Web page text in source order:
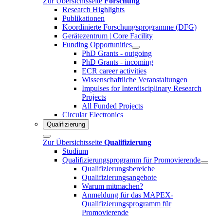
Research Highlights
Publikationen
Koordinierte Forschungsprogramme (DFG)
Gerätezentrum | Core Facility
Funding Opportunities
PhD Grants - outgoing
PhD Grants - incoming
ECR career activities
Wissenschaftliche Veranstaltungen
Impulses for Interdisciplinary Research
Projects
All Funded Projects
Circular Electronics
Qualifizierung
Zur Übersichtsseite Qualifizierung
Studium
Qualifizierungsprogramm für Promovierende
Qualifizierungsbereiche
Qualifizierungsangebote
Warum mitmachen?
Anmeldung für das MAPEX-
Qualifizierungsprogramm für
Promovierende